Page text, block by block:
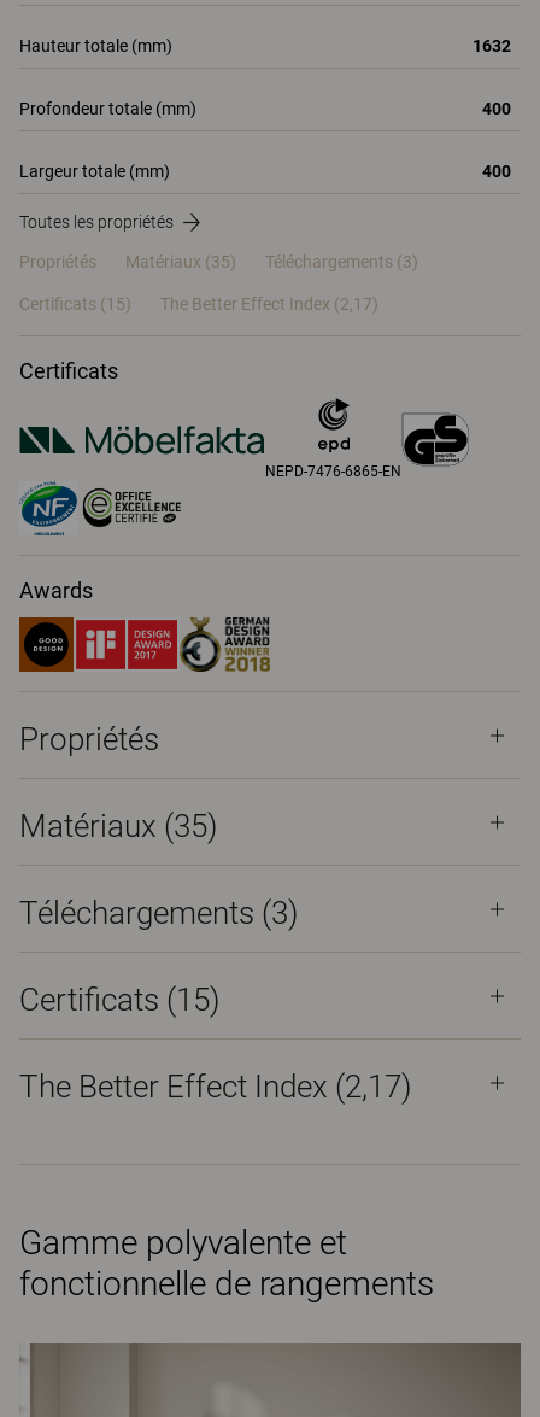
Hauteur totale (mm) 1632
Profondeur totale (mm) 400
Largeur totale (mm) 400
Toutes les propriétés
Propriétés Matériaux (35) Téléchargements (3)
Certificats (15) The Better Effect Index (2,17)
Certificats
NEPD-7476-6865-EN
Awards
Propriétés
Matériaux (35)
Téléchargements (3)
Certificats (15)
The Better Effect Index (2,17)
Gamme polyvalente et
fonctionnelle de rangements